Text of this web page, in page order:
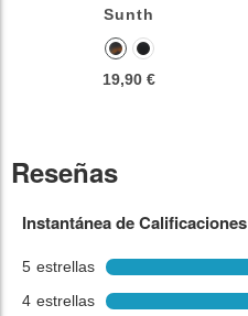
Sunth
19,90 €
Reseñas
Instantánea de Calificaciones
5 estrellas
4 estrellas